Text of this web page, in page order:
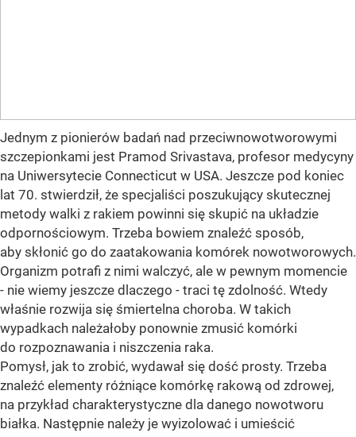
Jednym z pionierów badań nad przeciwnowotworowymi
szczepionkami jest Pramod Srivastava, profesor medycyny
na Uniwersytecie Connecticut w USA. Jeszcze pod koniec
lat 70. stwierdził, że specjaliści poszukujący skutecznej
metody walki z rakiem powinni się skupić na układzie
odpornościowym. Trzeba bowiem znaleźć sposób,
aby skłonić go do zaatakowania komórek nowotworowych.
Organizm potrafi z nimi walczyć, ale w pewnym momencie
- nie wiemy jeszcze dlaczego - traci tę zdolność. Wtedy
właśnie rozwija się śmiertelna choroba. W takich
wypadkach należałoby ponownie zmusić komórki
do rozpoznawania i niszczenia raka.
Pomysł, jak to zrobić, wydawał się dość prosty. Trzeba
znaleźć elementy różniące komórkę rakową od zdrowej,
na przykład charakterystyczne dla danego nowotworu
białka. Następnie należy je wyizolować i umieścić